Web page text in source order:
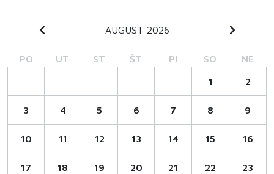
AUGUST 2026
PO UT ST ŠT PI SO NE
1 2
3 4 5 6 7 8 9
10 11 12 13 14 15 16
17 18 19 20 21 22 23